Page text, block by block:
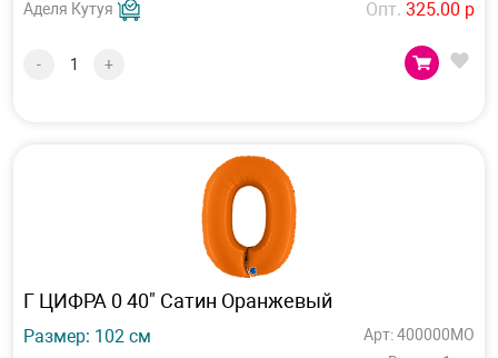
Аделя Кутуя
Опт. 325.00 р
- +
Г ЦИФРА 0 40" Сатин Оранжевый
Размер: 102 см
Арт: 400000MO